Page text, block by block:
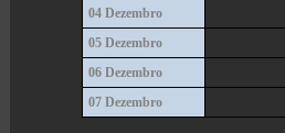
04 Dezembro
05 Dezembro
06 Dezembro
07 Dezembro